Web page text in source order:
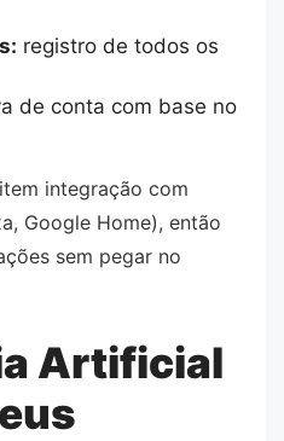
registro de todos os
de conta com base no
integração com
Google Home), então
sem pegar no
Artificial